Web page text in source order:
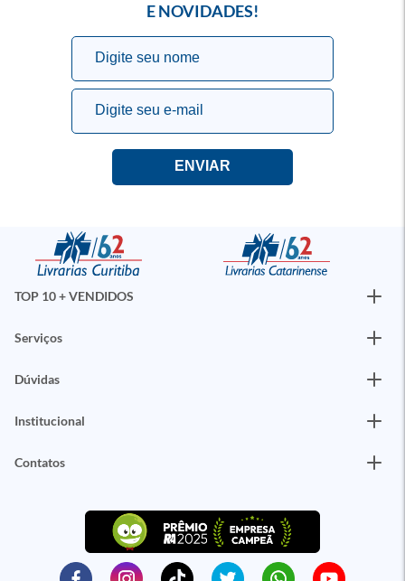
E NOVIDADES!
TOP 10 + VENDIDOS
Serviços
Dúvidas
Institucional
Contatos